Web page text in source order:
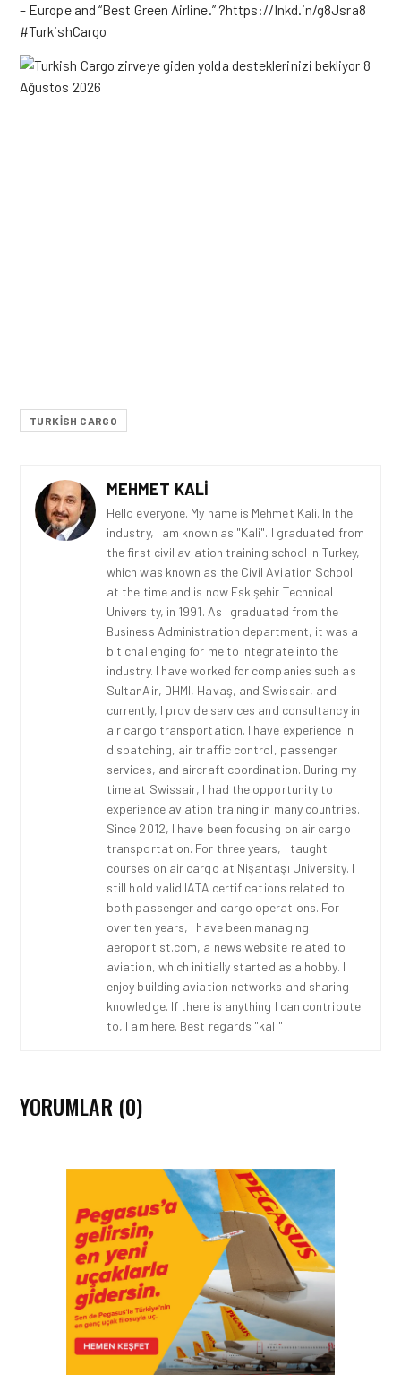
– Europe and “Best Green Airline.” ?https://lnkd.in/g8Jsra8
#TurkishCargo
TURKISH CARGO
MEHMET KALI
Hello everyone. My name is Mehmet Kali. In the
industry, I am known as "Kali". I graduated from
the first civil aviation training school in Turkey,
which was known as the Civil Aviation School
at the time and is now Eskişehir Technical
University, in 1991. As I graduated from the
Business Administration department, it was a
bit challenging for me to integrate into the
industry. I have worked for companies such as
SultanAir, DHMI, Havaş, and Swissair, and
currently, I provide services and consultancy in
air cargo transportation. I have experience in
dispatching, air traffic control, passenger
services, and aircraft coordination. During my
time at Swissair, I had the opportunity to
experience aviation training in many countries.
Since 2012, I have been focusing on air cargo
transportation. For three years, I taught
courses on air cargo at Nişantaşı University. I
still hold valid IATA certifications related to
both passenger and cargo operations. For
over ten years, I have been managing
aeroportist.com, a news website related to
aviation, which initially started as a hobby. I
enjoy building aviation networks and sharing
knowledge. If there is anything I can contribute
to, I am here. Best regards "kali"
YORUMLAR (0)
HAVACILIK • 06 AĞU 2026
HITIT BILIŞIM 500’DE
SEKTÖREL YAZILIM
BIRINCISI
HAVACILIK • 05 AĞU 2026
YAKIT MALIYETLERINDEKI
YÜZDE 46’LIK ARTIŞA
KARŞI HANGI ÖNLEMLER